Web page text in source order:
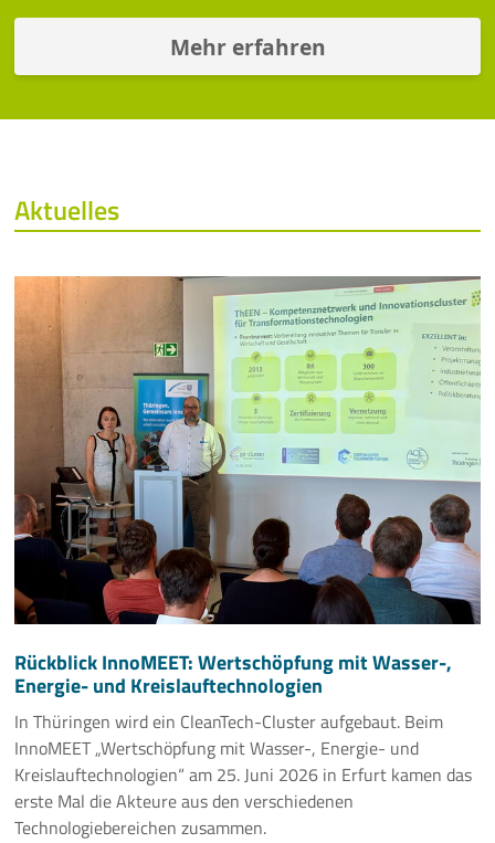
Mehr erfahren
Aktuelles
Rückblick InnoMEET: Wertschöpfung mit Wasser-,
Energie- und Kreislauftechnologien
In Thüringen wird ein CleanTech-Cluster aufgebaut. Beim
InnoMEET „Wertschöpfung mit Wasser-, Energie- und
Kreislauftechnologien“ am 25. Juni 2026 in Erfurt kamen das
erste Mal die Akteure aus den verschiedenen
Technologiebereichen zusammen.